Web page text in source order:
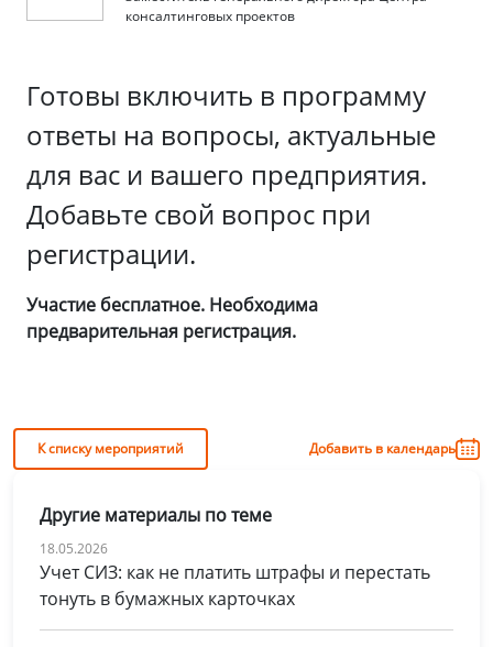
консалтинговых проектов
Готовы включить в программу
ответы на вопросы, актуальные
для вас и вашего предприятия.
Добавьте свой вопрос при
регистрации.
Участие бесплатное. Необходима
предварительная регистрация.
К списку мероприятий Добавить в календарь
Другие материалы по теме
18.05.2026
Учет СИЗ: как не платить штрафы и перестать
тонуть в бумажных карточках